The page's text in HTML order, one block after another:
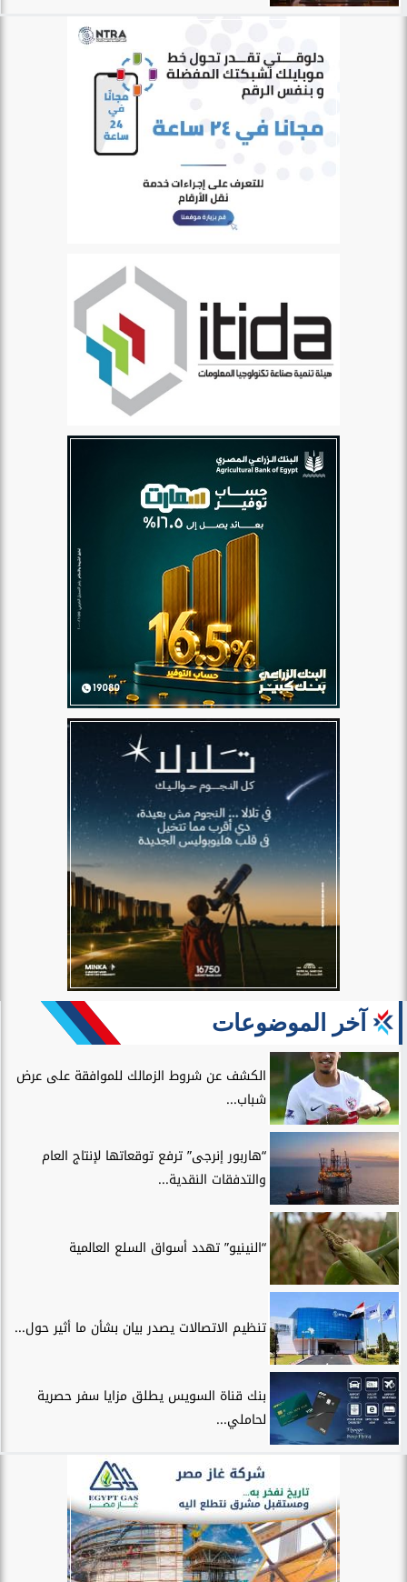
آخر الموضوعات
الكشف عن شروط الزمالك للموافقة على عرض
شباب...
“هاربور إنرجى” ترفع توقعاتها لإنتاج العام
والتدفقات النقدية...
“النينيو” تهدد أسواق السلع العالمية
تنظيم الاتصالات يصدر بيان بشأن ما أثير حول...
بنك قناة السويس يطلق مزايا سفر حصرية
لحاملي...